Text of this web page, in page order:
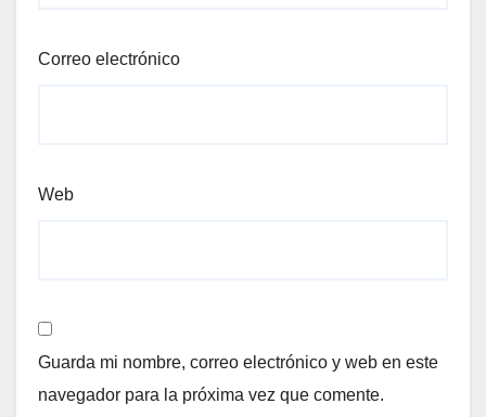
Correo electrónico
Web
Guarda mi nombre, correo electrónico y web en este
navegador para la próxima vez que comente.